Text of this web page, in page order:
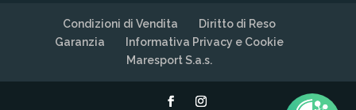
Condizioni di Vendita
Diritto di Reso
Garanzia
Informativa Privacy e Cookie
Maresport S.a.s.